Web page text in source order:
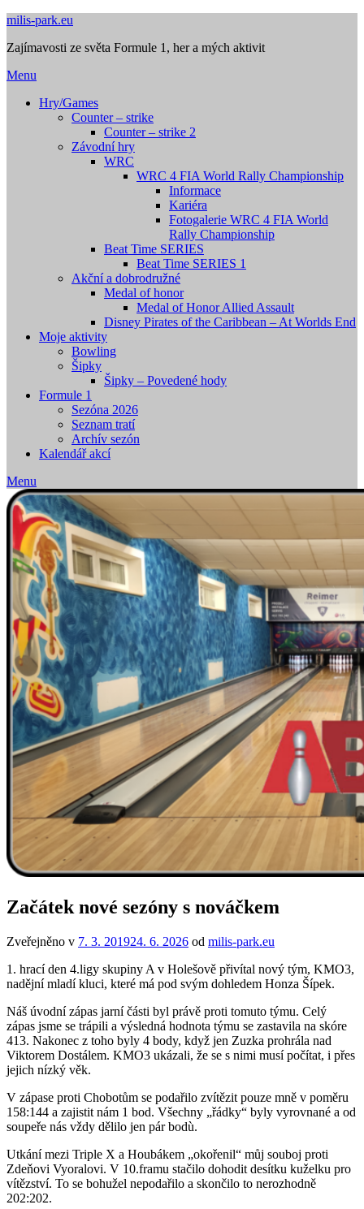
Přejdi
obsah
milis-park.eu
Zajímavosti ze světa Formule 1, her a mých aktivit
Menu
Hry/Games
Counter – strike
Counter – strike 2
Závodní hry
WRC
WRC 4 FIA World Rally Championship
Informace
Kariéra
Fotogalerie WRC 4 FIA World
Rally Championship
Beat Time SERIES
Beat Time SERIES 1
Akční a dobrodružné
Medal of honor
Medal of Honor Allied Assault
Disney Pirates of the Caribbean – At Worlds End
Moje aktivity
Bowling
Šipky
Šipky – Povedené hody
Formule 1
Sezóna 2026
Seznam tratí
Archív sezón
Kalendář akcí
Menu
Začátek nové sezóny s nováčkem
Zveřejněno v 7. 3. 201924. 6. 2026 od milis-park.eu
1. hrací den 4.ligy skupiny A v Holešově přivítal nový tým, KMO3,
nadějní mladí kluci, které má pod svým dohledem Honza Šípek.
Náš úvodní zápas jarní části byl právě proti tomuto týmu. Celý
zápas jsme se trápili a výsledná hodnota týmu se zastavila na skóre
413. Nakonec z toho byly 4 body, když jen Zuzka prohrála nad
Viktorem Dostálem. KMO3 ukázali, že se s nimi musí počítat, i přes
jejich nízký věk.
V zápase proti Chobotům se podařilo zvítězit pouze mně v poměru
158:144 a zajistit nám 1 bod. Všechny „řádky“ byly vyrovnané a od
soupeře nás vždy dělilo jen pár bodù.
Utkání mezi Triple X a Houbákem „okořenil“ můj souboj proti
Zdeňovi Vyoralovi. V 10.framu stačilo dohodit desítku kuželku pro
vítězství. To se bohužel nepodařilo a skončilo to nerozhodně
202:202.